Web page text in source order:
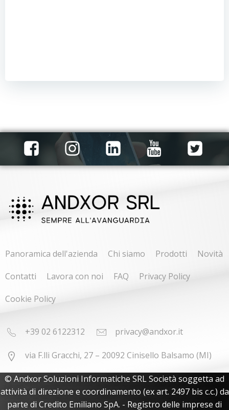
Panoramica dell'azienda Chi siamo Prodotti
Novità
Contatti
Lavora con noi FAQ
Privacy Policy
Cookie Policy
+39 02 6122312 privacy@andxor.it
via F.lli Gracchi, 27 – 20092 Cinisello Balsamo (MI)
© Andxor Soluzioni Informatiche SRL Società soggetta ad
attività di direzione e coordinamento (ex art. 2497 bis c.c.) da
parte di Credito Emiliano SpA. - Registro delle imprese di